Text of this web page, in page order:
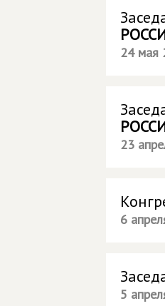
24 мая
23
6
5